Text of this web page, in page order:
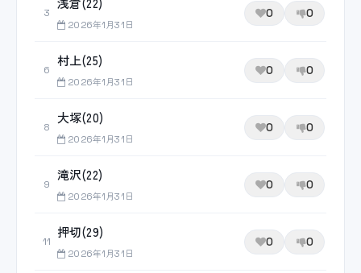
3
2026年1月31日
0 0
6
村上(25)
2026年1月31日
0 0
8
大塚(20)
2026年1月31日
0 0
9
滝沢(22)
2026年1月31日
0 0
11
押切(29)
2026年1月31日
0 0